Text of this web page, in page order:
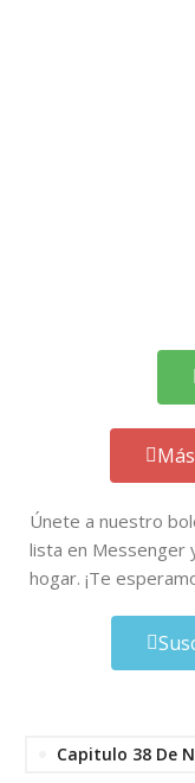
Únete a nuestro
lista en Messenger
hogar. ¡Te
Capitulo 38 De